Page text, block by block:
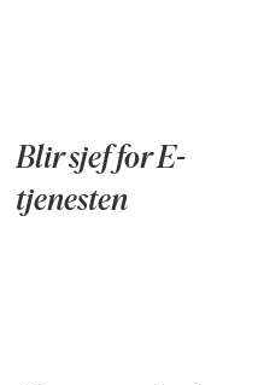
Blir sjef for E-
tjenesten